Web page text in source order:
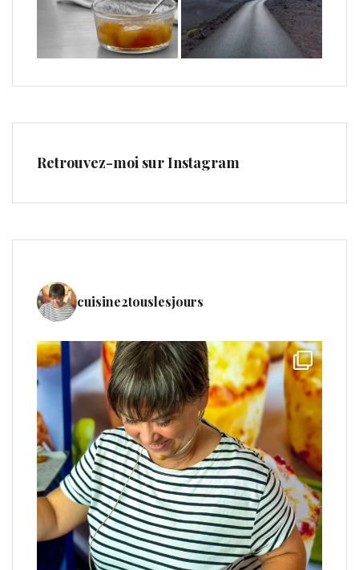
Retrouvez-moi sur Instagram
cuisine2touslesjours